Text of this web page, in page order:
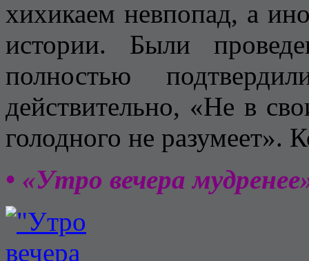
хихикаем невпопад, а
истории. Были
полностью
действительно, «Не в
голодного не разумеет».
• «Утро вечера